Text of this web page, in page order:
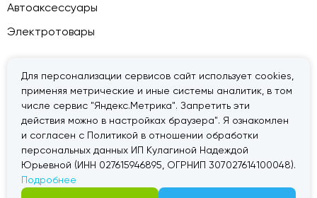
Для персонализации сервисов сайт использует cookies,
применяя метрические и иные системы аналитик, в том
числе сервис "Яндекс.Метрика". Запретить эти
действия можно в настройках браузера". Я ознакомлен
и согласен с Политикой в отношении обработки
персональных данных ИП Кулагиной Надеждой
Юрьевной (ИНН 027615946895, ОГРНИП 307027614100048).
Подробнее
Автоаксессуары
Электротовары
© 2026 — «Дачник».Правовая информация